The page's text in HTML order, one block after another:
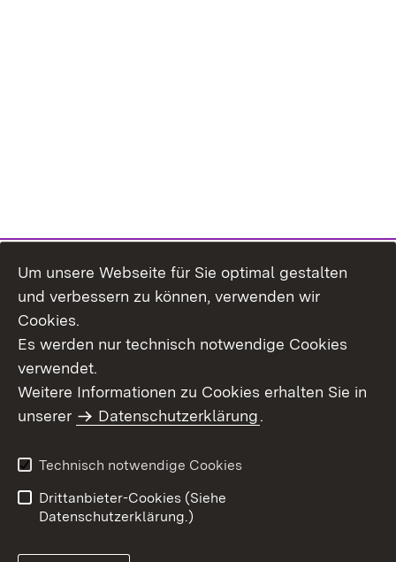
Themenübersicht
Barrierefreiheit
Um unsere Webseite für Sie optimal gestalten
und verbessern zu können, verwenden wir
Cookies.
Es werden nur technisch notwendige Cookies
verwendet.
Weitere Informationen zu Cookies erhalten Sie in
unserer
Datenschutzerklärung.
Technisch notwendige Cookies
Drittanbieter-Cookies (Siehe
Datenschutzerklärung.)